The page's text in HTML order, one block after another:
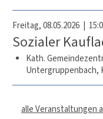
Freitag, 08.05.2026 |
Sozialer
Kath.
Untergruppenbach,
alle Veranstaltungen